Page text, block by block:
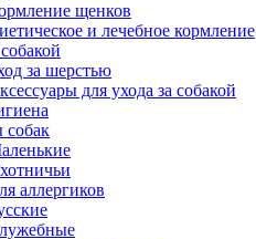
щенков
и лечебное кормление
за шерстью
для ухода за собакой
аллергиков